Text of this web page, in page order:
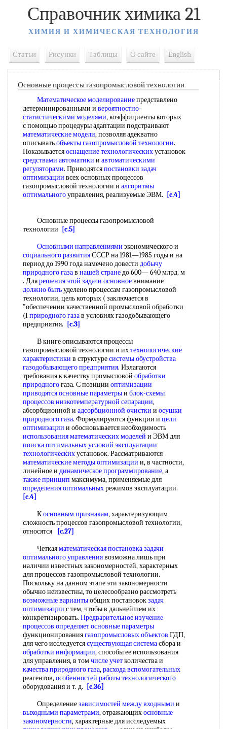
Справочник химика 21
ХИМИЯ И ХИМИЧЕСКАЯ ТЕХНОЛОГИЯ
Статьи Рисунки Таблицы О сайте English
Основные процессы газопромысловой технологии
Математическое моделированиепредставлено
детерминированными и вероятностно-
статистическими моделями, коэффициенты которых
с помощью процедуры адаптации подстраивают
математические модели, позволяя адекватно
описыватьобъекты газопромысловой технологии.
Показываетсяоснащение технологическихустановок
средствами автоматики и автоматическими
регуляторами. Приводятсяпостановки задач
оптимизации всех основных процессов
газопромысловой технологии и алгоритмы
оптимальногоуправления, реализуемые ЭВМ. [c.4]
Основные процессы газопромысловой
технологии
[c.5]
Основными направлениями экономического и
социального развитияСССР на 1981—1985 годы и на
период до 1990 года намечено довести добычу
природного газав нашей странедо 600— 640 млрд. м
. Длярешения этой задачи основноевнимание
должно бытьуделено процессам газопромысловой
технологии, цель которых ( заключается в
"обеспечении качественной промысловой обработки
(Iприродного газав условиях газодобывающего
предприятия.
[c.3]
В книге описываются процессы
газопромысловой технологии и ихтехнологические
характеристики в структуресистемы обустройства
газодобывающего предприятия. Излагаются
требования к качеству промысловой обработки
природногогаза. С позиции оптимизации
приводятсяосновные параметрыи блок-схемы
процессов низкотемпературной сепарации,
абсорбционной и адсорбционной очистки и осушки
природного газа. Формулируются функции и цели
оптимизации и обосновывается необходимость
использования математических моделей и ЭВМ для
поиска оптимальныхусловий эксплуатации
технологическихустановок. Рассматриваются
математические методы оптимизации и, в частности,
линейное и динамическое программирование, а
также принцип максимума, применяемые для
определения оптимальныхрежимов эксплуатации.
[c.4]
Косновным признакам, характеризующим
сложность процессов газопромысловой технологии,
относятся
[c.27]
Четкаяматематическая постановка задачи
оптимального управлениявозможна лишь при
наличии известных закономерностей, характерных
для процессов газопромысловой технологии.
Поскольку на данном этапе эти закономерности
обычно неизвестны, то целесообразно рассмотреть
возможные вариантыобщих постановокзадач
оптимизации с тем, чтобы в дальнейшем их
конкретизировать. Предварительное изучение
процессов определяетосновные параметры
функционированиягазопромысловых объектов ГДП,
для чего исследуетсясуществующая системасбора и
обработки информации, способы ее использования
для управления, в томчисле учетколичества и
качества природного газа,расхода вспомогательных
реагентов,особенностей работы технологического
оборудования и т. д.
[c.36]
Определениезависимостей между входными и
выходными параметрами, отражающихосновные
закономерности, характерные для исследуемых